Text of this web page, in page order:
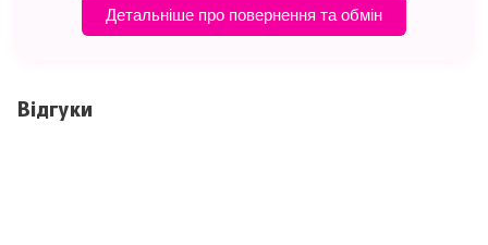
Детальніше про повернення та обмін
Відгуки